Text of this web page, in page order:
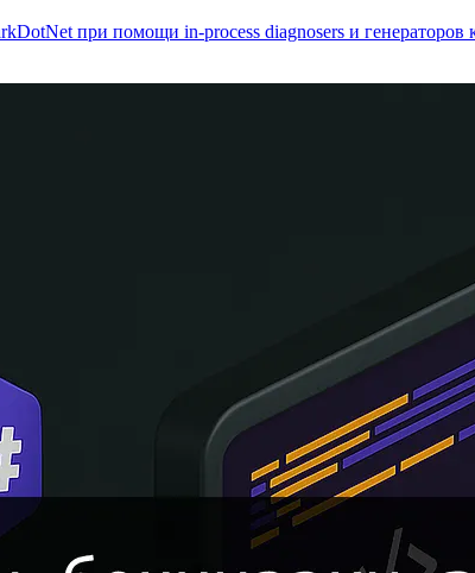
при помощи in-process diagnosers и генераторов